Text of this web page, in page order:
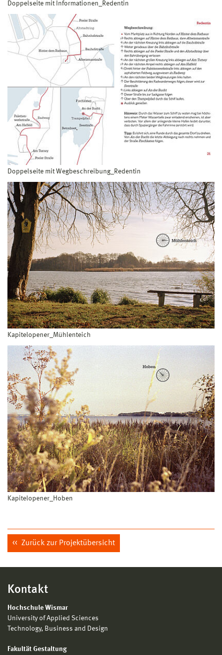
Doppelseite mit Informationen_Redentin
Doppelseite mit Wegbeschreibung_Redentin
Kapitelopener_Mühlenteich
Kapitelopener_Hoben
Zurück zur Projektübersicht
Kontakt
Hochschule Wismar
University of Applied Sciences
Technology, Business and Design
Fakultät Gestaltung